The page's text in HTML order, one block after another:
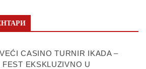
CASINO TURNIR IKADA –
EKSKLUZIVNO U